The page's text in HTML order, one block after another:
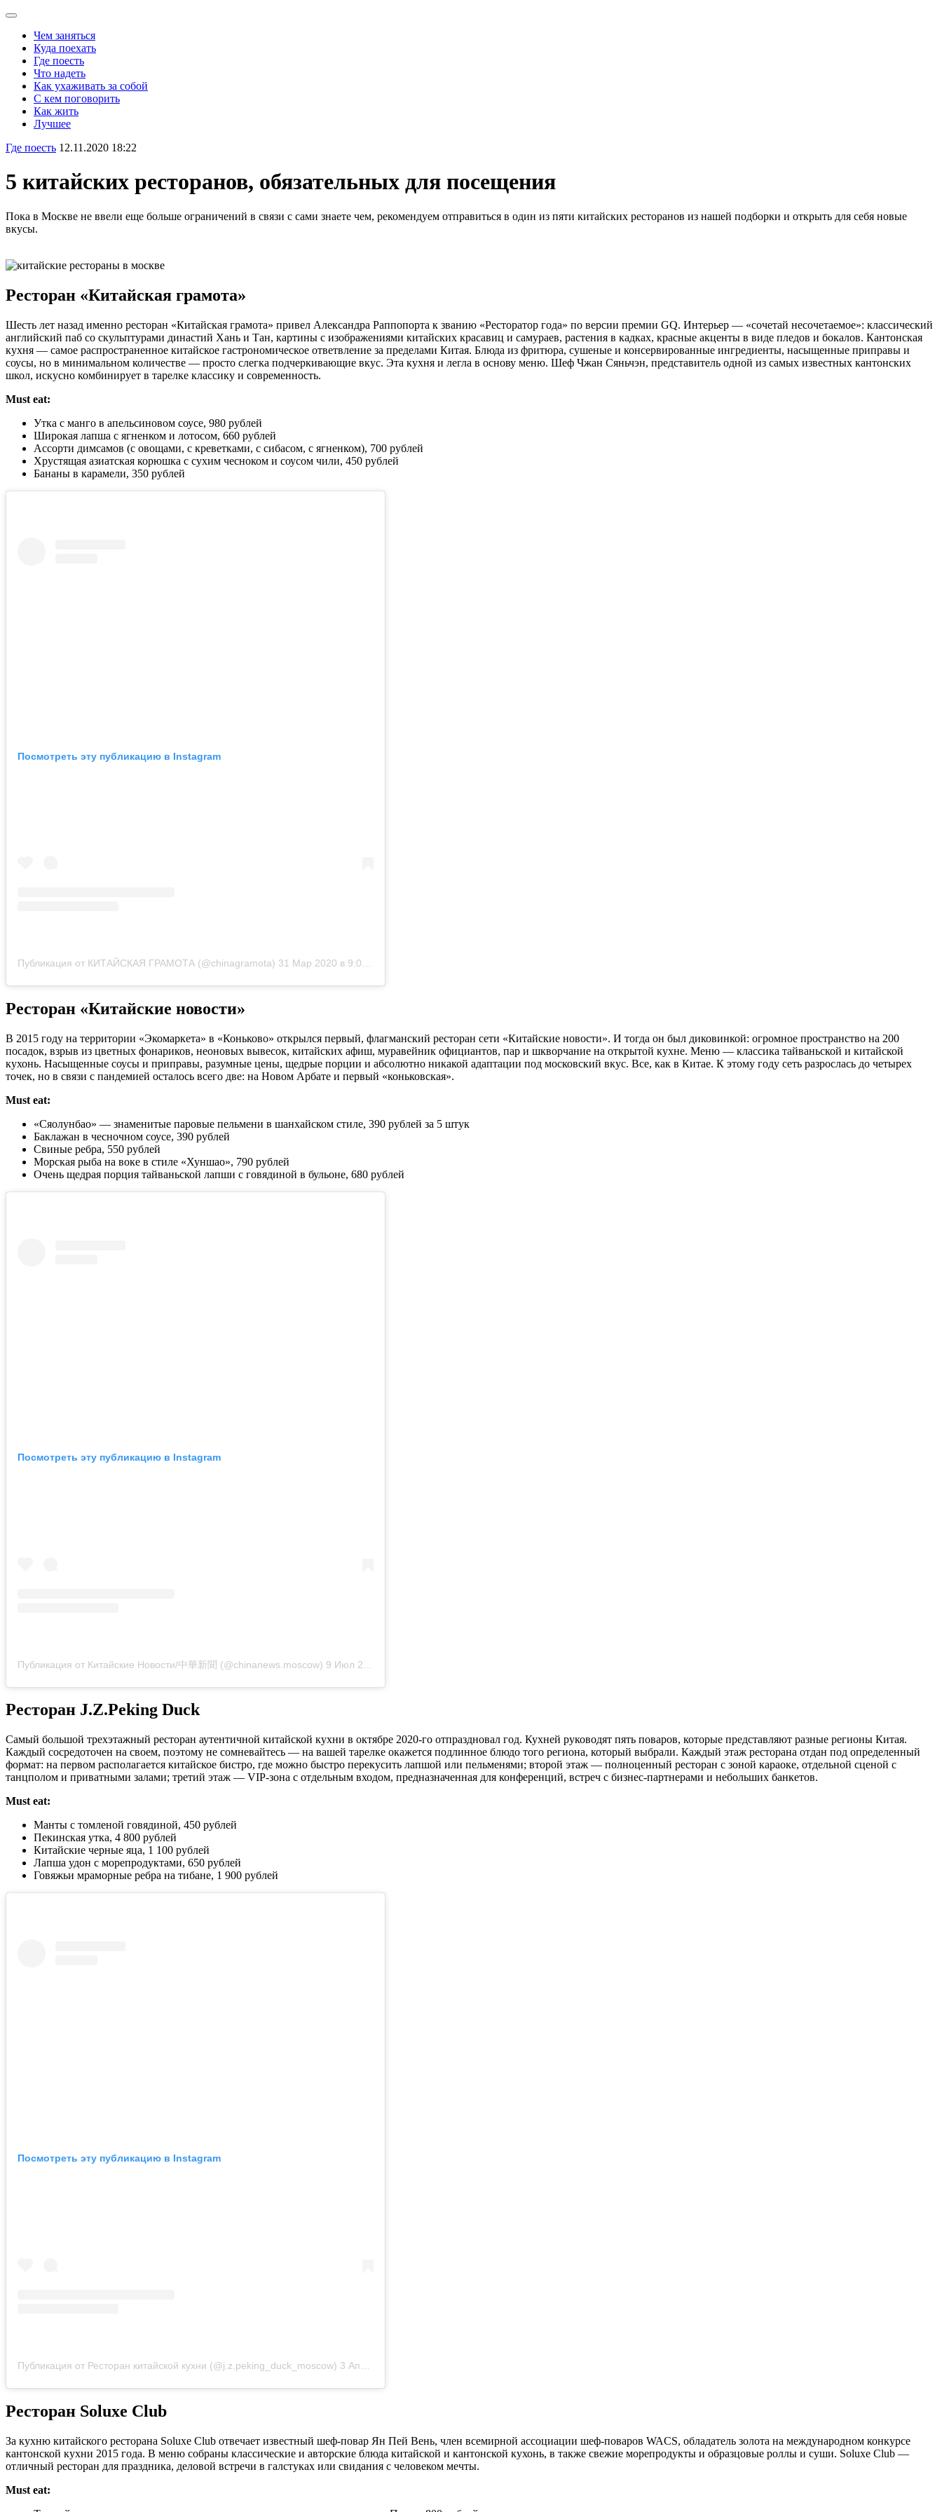
Чем заняться
Куда поехать
Где поесть
Что надеть
Как ухаживать за собой
С кем поговорить
Как жить
Лучшее
Где поесть 12.11.2020 18:22
5 китайских ресторанов, обязательных для посещения
Пока в Москве не ввели еще больше ограничений в связи c сами знаете чем, рекомендуем отправиться в один из пяти китайских ресторанов из нашей подборки и открыть для себя новые
вкусы.
Ресторан «Китайская грамота»
Шесть лет назад именно ресторан «Китайская грамота» привел Александра Раппопорта к званию «Ресторатор года» по версии премии GQ. Интерьер — «сочетай несочетаемое»: классический
английский паб со скульптурами династий Хань и Тан, картины с изображениями китайских красавиц и самураев, растения в кадках, красные акценты в виде пледов и бокалов. Кантонская
кухня — самое распространенное китайское гастрономическое ответвление за пределами Китая. Блюда из фритюра, сушеные и консервированные ингредиенты, насыщенные приправы и
соусы, но в минимальном количестве — просто слегка подчеркивающие вкус. Эта кухня и легла в основу меню. Шеф Чжан Сяньчэн, представитель одной из самых известных кантонских
школ, искусно комбинирует в тарелке классику и современность.
Must eat:
Утка с манго в апельсиновом соусе, 980 рублей
Широкая лапша с ягненком и лотосом, 660 рублей
Ассорти димсамов (с овощами, с креветками, с сибасом, с ягненком), 700 рублей
Хрустящая азиатская корюшка с сухим чесноком и соусом чили, 450 рублей
Бананы в карамели, 350 рублей
Посмотреть эту публикацию в Instagram
Публикация от КИТАЙСКАЯ ГРАМОТА (@chinagramota) 31 Мар 2020 в 9:03 PDT
Ресторан «Китайские новости»
В 2015 году на территории «Экомаркета» в «Коньково» открылся первый, флагманский ресторан сети «Китайские новости». И тогда он был диковинкой: огромное пространство на 200
посадок, взрыв из цветных фонариков, неоновых вывесок, китайских афиш, муравейник официантов, пар и шкворчание на открытой кухне. Меню — классика тайваньской и китайской
кухонь. Насыщенные соусы и приправы, разумные цены, щедрые порции и абсолютно никакой адаптации под московский вкус. Все, как в Китае. К этому году сеть разрослась до четырех
точек, но в связи с пандемией осталось всего две: на Новом Арбате и первый «коньковская».
Must eat:
«Сяолунбао» — знаменитые паровые пельмени в шанхайском стиле, 390 рублей за 5 штук
Баклажан в чесночном соусе, 390 рублей
Свиные ребра, 550 рублей
Морская рыба на воке в стиле «Хуншао», 790 рублей
Очень щедрая порция тайваньской лапши с говядиной в бульоне, 680 рублей
Посмотреть эту публикацию в Instagram
Публикация от Китайские Новости/中華新聞 (@chinanews.moscow) 9 Июл 2020 в 11:00 PDT
Ресторан J.Z.Peking Duck
Самый большой трехэтажный ресторан аутентичной китайской кухни в октябре 2020-го отпраздновал год. Кухней руководят пять поваров, которые представляют разные регионы Китая.
Каждый сосредоточен на своем, поэтому не сомневайтесь — на вашей тарелке окажется подлинное блюдо того региона, который выбрали. Каждый этаж ресторана отдан под определенный
формат: на первом располагается китайское бистро, где можно быстро перекусить лапшой или пельменями; второй этаж — полноценный ресторан с зоной караоке, отдельной сценой с
танцполом и приватными залами; третий этаж — VIP-зона с отдельным входом, предназначенная для конференций, встреч с бизнес-партнерами и небольших банкетов.
Must eat:
Манты с томленой говядиной, 450 рублей
Пекинская утка, 4 800 рублей
Китайские черные яца, 1 100 рублей
Лапша удон с морепродуктами, 650 рублей
Говяжьи мраморные ребра на тибане, 1 900 рублей
Посмотреть эту публикацию в Instagram
Публикация от Ресторан китайской кухни (@j.z.peking_duck_moscow) 3 Апр 2020 в 4:34 PDT
Ресторан Soluxe Club
За кухню китайского ресторана Soluxe Club отвечает известный шеф-повар Ян Пей Вень, член всемирной ассоциации шеф-поваров WACS, обладатель золота на международном конкурсе
кантонской кухни 2015 года. В меню собраны классические и авторские блюда китайской и кантонской кухонь, в также свежие морепродукты и образцовые роллы и суши. Soluxe Club —
отличный ресторан для праздника, деловой встречи в галстуках или свидания с человеком мечты.
Must eat: